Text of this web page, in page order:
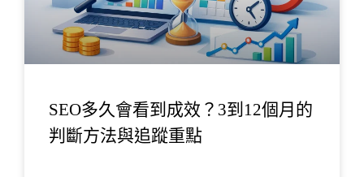
SEO多久會看到成效？3到12個月的
判斷方法與追蹤重點